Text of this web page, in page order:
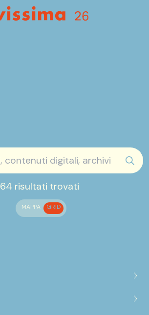
64 risultati trovati
MAPPA GRID